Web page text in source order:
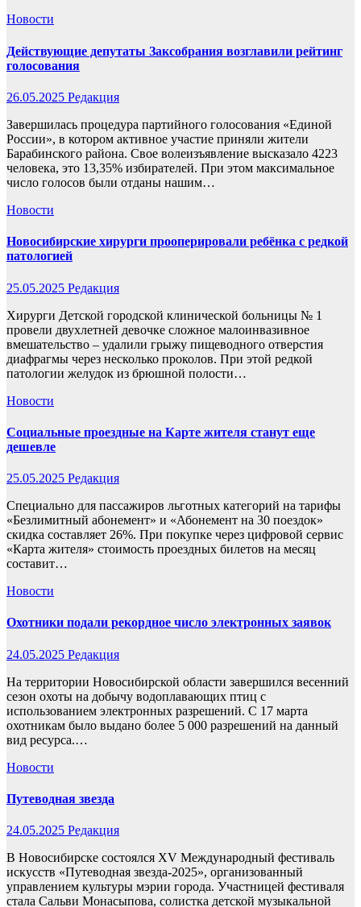
Новости
Действующие депутаты Заксобрания возглавили рейтинг
голосования
26.05.2025 Редакция
Завершилась процедура партийного голосования «Единой
России», в котором активное участие приняли жители
Барабинского района. Свое волеизъявление высказало 4223
человека, это 13,35% избирателей. При этом максимальное
число голосов были отданы нашим…
Новости
Новосибирские хирурги прооперировали ребёнка с редкой
патологией
25.05.2025 Редакция
Хирурги Детской городской клинической больницы № 1
провели двухлетней девочке сложное малоинвазивное
вмешательство – удалили грыжу пищеводного отверстия
диафрагмы через несколько проколов. При этой редкой
патологии желудок из брюшной полости…
Новости
Социальные проездные на Карте жителя станут еще
дешевле
25.05.2025 Редакция
Специально для пассажиров льготных категорий на тарифы
«Безлимитный абонемент» и «Абонемент на 30 поездок»
скидка составляет 26%. При покупке через цифровой сервис
«Карта жителя» стоимость проездных билетов на месяц
составит…
Новости
Охотники подали рекордное число электронных заявок
24.05.2025 Редакция
На территории Новосибирской области завершился весенний
сезон охоты на добычу водоплавающих птиц с
использованием электронных разрешений. С 17 марта
охотникам было выдано более 5 000 разрешений на данный
вид ресурса.…
Новости
Путеводная звезда
24.05.2025 Редакция
В Новосибирске состоялся XV Международный фестиваль
искусств «Путеводная звезда-2025», организованный
управлением культуры мэрии города. Участницей фестиваля
стала Сальви Монасыпова, солистка детской музыкальной